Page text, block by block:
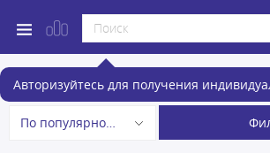
Авторизуйтесь для получения
Холодильники
По популярности